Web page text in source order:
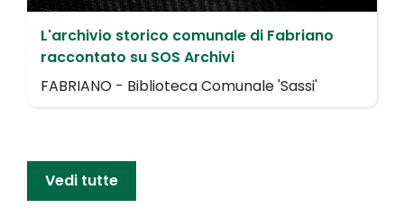
L'archivio storico comunale di Fabriano
raccontato su SOS Archivi
FABRIANO - Biblioteca Comunale 'Sassi'
Vedi tutte